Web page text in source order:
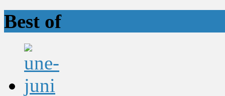
Best of